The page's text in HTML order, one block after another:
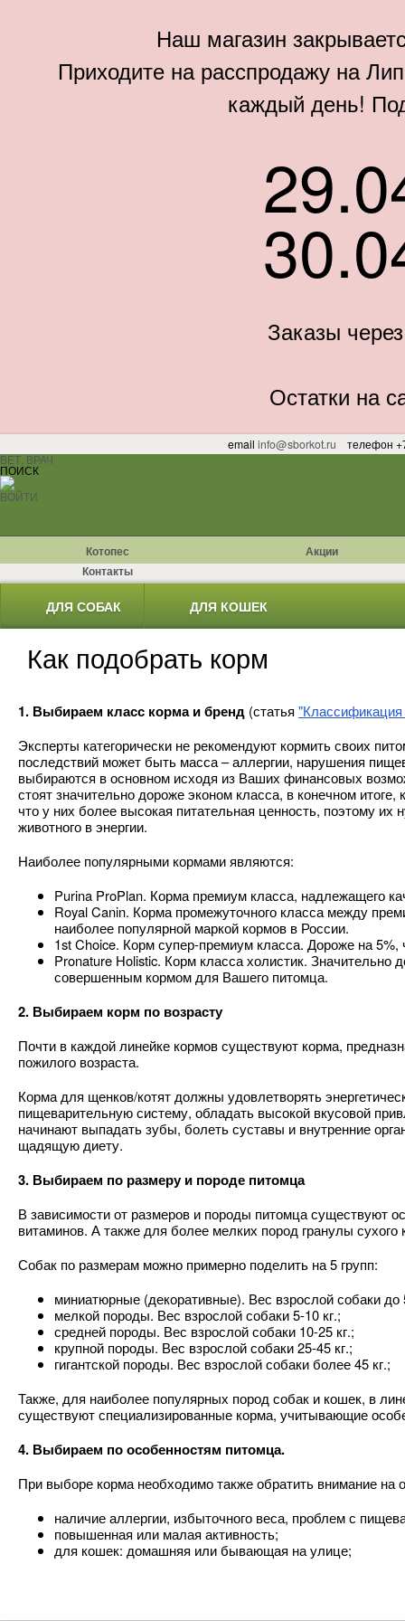
Наш магазин
Приходите на расспродажу на
каждый день!
Заказы
Остатки на
email info@sborkot.ru
телефон
ВЕТ. ВРАЧ
ПОИСК
ВОЙТИ
Котопес
Акции
Контакты
ДЛЯ СОБАК ДЛЯ КОШЕК
Как подобрать корм
1. Выбираем класс корма и бренд (статья
Эксперты категорически не рекомендуют кормить своих
последствий может быть масса – аллергии, нарушения
выбираются в основном исходя из Ваших финансовых
стоят значительно дороже эконом класса, в конечном
что у них более высокая питательная ценность, поэтому
животного в энергии.
Наиболее популярными кормами являются:
Purina ProPlan. Корма премиум класса, надлежащего
Royal Canin. Корма промежуточного класса между
наиболее популярной маркой кормов в России.
1st Choice. Корм супер-премиум класса. Дороже на 5%,
Pronature Holistic. Корм класса холистик. Значительно
совершенным кормом для Вашего питомца.
2. Выбираем корм по возрасту
Почти в каждой линейке кормов существуют корма,
пожилого возраста.
Корма для щенков/котят должны удовлетворять
пищеварительную систему, обладать высокой вкусовой
начинают выпадать зубы, болеть суставы и внутренние
щадящую диету.
3. Выбираем по размеру и породе питомца
В зависимости от размеров и породы питомца существуют
витаминов. А также для более мелких пород гранулы
Собак по размерам можно примерно поделить на 5 групп:
миниатюрные (декоративные). Вес взрослой собаки до
мелкой породы. Вес взрослой собаки 5-10 кг.;
средней породы. Вес взрослой собаки 10-25 кг.;
крупной породы. Вес взрослой собаки 25-45 кг.;
гигантской породы. Вес взрослой собаки более 45 кг.;
Также, для наиболее популярных пород собак и кошек, в
существуют специализированные корма, учитывающие
4. Выбираем по особенностям питомца.
При выборе корма необходимо также обратить внимание на
наличие аллергии, избыточного веса, проблем с
повышенная или малая активность;
для кошек: домашняя или бывающая на улице;